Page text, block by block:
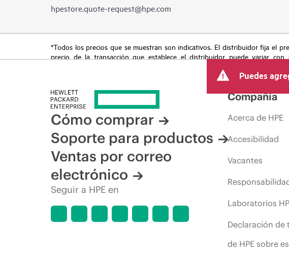
hpestore.quote-request@hpe.com
*Todos los precios que se muestran son indicativos. El distribuidor fija el
precio de la transacción que establece el distribuidor puede variar
del mercado, descatalogación de productos, disponibilidad limitada de
Puedes
Cómo comprar
Soporte para productos
Ventas por correo
electrónico
Seguir a HPE en
Compañía
Acerca de HPE
Accesibilidad
Vacantes
Laboratorios
Declaración de
de HPE sobre